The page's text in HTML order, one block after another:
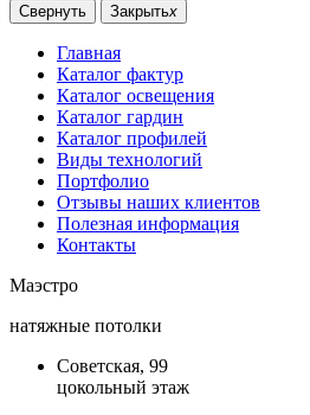
Свернуть Закрытьx
Главная
Каталог фактур
Каталог освещения
Каталог гардин
Каталог профилей
Виды технологий
Портфолио
Отзывы наших клиентов
Полезная информация
Контакты
Маэстро
натяжные потолки
Советская, 99
цокольный этаж